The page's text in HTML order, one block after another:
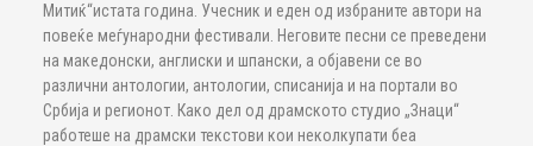
Митиќ“истата година. Учесник и еден од избраните автори на
повеќе меѓународни фестивали. Неговите песни се преведени
на македонски, англиски и шпански, а објавени се во
различни антологии, антологии, списанија и на портали во
Србија и регионот. Како дел од драмското студио „Знаци“
работеше на драмски текстови кои неколкупати беа